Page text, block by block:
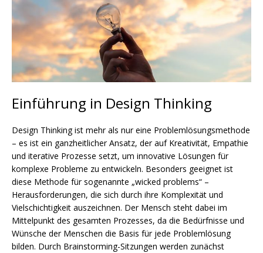
Einführung in Design Thinking
Design Thinking ist mehr als nur eine Problemlösungsmethode
– es ist ein ganzheitlicher Ansatz, der auf Kreativität, Empathie
und iterative Prozesse setzt, um innovative Lösungen für
komplexe Probleme zu entwickeln. Besonders geeignet ist
diese Methode für sogenannte „wicked problems“ –
Herausforderungen, die sich durch ihre Komplexität und
Vielschichtigkeit auszeichnen. Der Mensch steht dabei im
Mittelpunkt des gesamten Prozesses, da die Bedürfnisse und
Wünsche der Menschen die Basis für jede Problemlösung
bilden. Durch Brainstorming-Sitzungen werden zunächst